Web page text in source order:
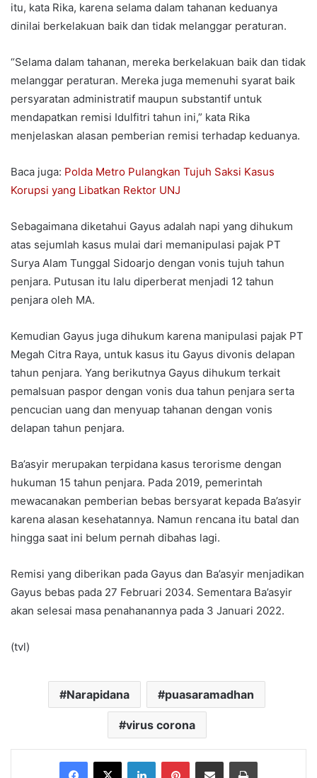
itu, kata Rika, karena selama dalam tahanan keduanya
dinilai berkelakuan baik dan tidak melanggar peraturan.
“Selama dalam tahanan, mereka berkelakuan baik dan tidak
melanggar peraturan. Mereka juga memenuhi syarat baik
persyaratan administratif maupun substantif untuk
mendapatkan remisi Idulfitri tahun ini,” kata Rika
menjelaskan alasan pemberian remisi terhadap keduanya.
Baca juga: Polda Metro Pulangkan Tujuh Saksi Kasus
Korupsi yang Libatkan Rektor UNJ
Sebagaimana diketahui Gayus adalah napi yang dihukum
atas sejumlah kasus mulai dari memanipulasi pajak PT
Surya Alam Tunggal Sidoarjo dengan vonis tujuh tahun
penjara. Putusan itu lalu diperberat menjadi 12 tahun
penjara oleh MA.
Kemudian Gayus juga dihukum karena manipulasi pajak PT
Megah Citra Raya, untuk kasus itu Gayus divonis delapan
tahun penjara. Yang berikutnya Gayus dihukum terkait
pemalsuan paspor dengan vonis dua tahun penjara serta
pencucian uang dan menyuap tahanan dengan vonis
delapan tahun penjara.
Ba’asyir merupakan terpidana kasus terorisme dengan
hukuman 15 tahun penjara. Pada 2019, pemerintah
mewacanakan pemberian bebas bersyarat kepada Ba’asyir
karena alasan kesehatannya. Namun rencana itu batal dan
hingga saat ini belum pernah dibahas lagi.
Remisi yang diberikan pada Gayus dan Ba’asyir menjadikan
Gayus bebas pada 27 Februari 2034. Sementara Ba’asyir
akan selesai masa penahanannya pada 3 Januari 2022.
(tvl)
Narapidana puasaramadhan
virus corona
Facebook
X LinkedInPinterestShare via Email Print